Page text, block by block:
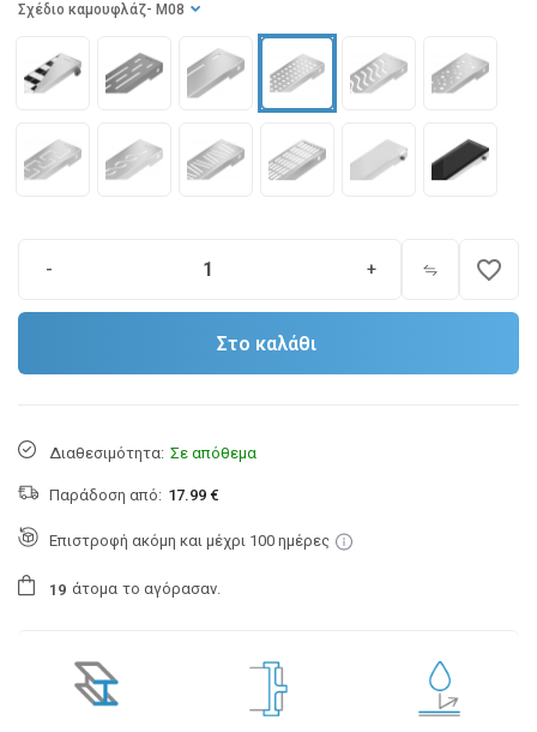
Σχέδιο καμουφλάζ - M08
- + favorite_border
Στο καλάθι
Διαθεσιμότητα: Σε απόθεμα
Παράδοση από: 17.99 €
Επιστροφή ακόμη και μέχρι 100 ημέρες
1 9 άτομα το αγόρασαν.